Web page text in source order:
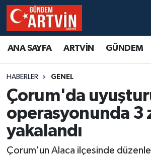
ANA SAYFA ARTVİN GÜNDEM
HABERLER GENEL
Çorum'da
operasyonunda 3
yakalandı
Çorum'un Alaca ilçesinde